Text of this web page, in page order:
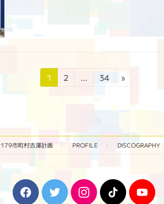
固
定
1
固
2 …
固
34 »
179市町村吉澤計画 PROFILE DISCOGRAPHY
F T I Y